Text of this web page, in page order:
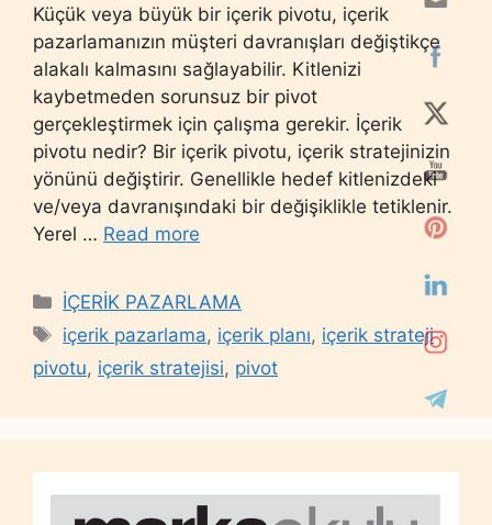
Küçük veya büyük bir içerik pivotu, içerik
pazarlamanızın müşteri davranışları değiştikçe
alakalı kalmasını sağlayabilir. Kitlenizi
kaybetmeden sorunsuz bir pivot
gerçekleştirmek için çalışma gerekir. İçerik
pivotu nedir? Bir içerik pivotu, içerik stratejinizin
yönünü değiştirir. Genellikle hedef kitlenizdeki
ve/veya davranışındaki bir değişiklikle tetiklenir.
Yerel … Read more
Categories
İÇERİK PAZARLAMA
Tags
içerik pazarlama, içerik planı, içerik strateji
pivotu, içerik stratejisi, pivot